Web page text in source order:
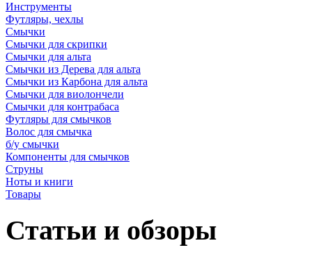
Инструменты
Футляры, чехлы
Смычки
Смычки для скрипки
Смычки для альта
Смычки из Дерева для альта
Смычки из Карбона для альта
Смычки для виолончели
Смычки для контрабаса
Футляры для смычков
Волос для смычка
б/у смычки
Компоненты для смычков
Струны
Ноты и книги
Товары
Статьи и обзоры